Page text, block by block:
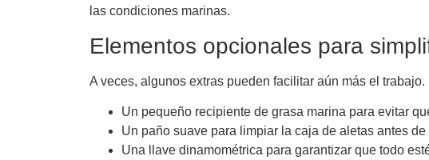
las condiciones marinas.
Elementos opcionales para
A veces, algunos extras pueden facilitar aún más el
Un pequeño recipiente de grasa marina para evitar
Un paño suave para limpiar la caja de aletas antes
Una llave dinamométrica para garantizar que todo